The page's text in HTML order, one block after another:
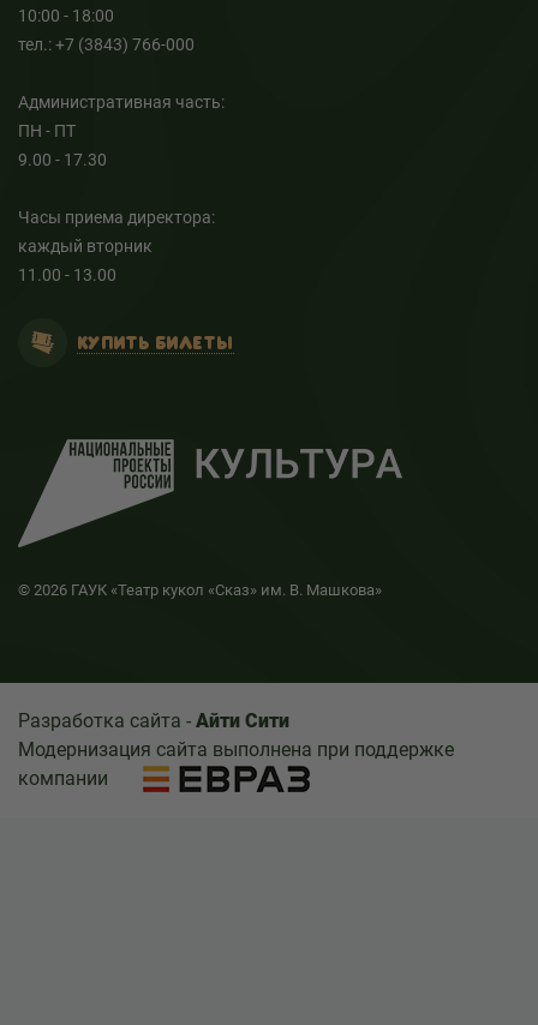
10:00 - 18:00
тел.: +7 (3843) 766-000
Административная часть:
ПН - ПТ
9.00 - 17.30
Часы приема директора:
каждый вторник
11.00 - 13.00
КУПИТЬ БИЛЕТЫ
© 2026 ГАУК «Театр кукол «Сказ» им. В. Машкова»
Разработка сайта - Айти Сити
Модернизация сайта выполнена при поддержке
компании